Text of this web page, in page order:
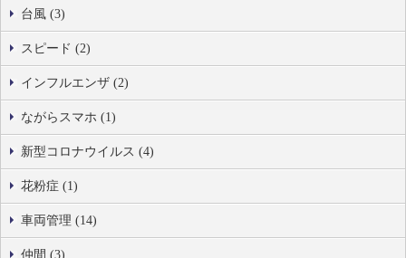
台風 (3)
スピード (2)
インフルエンザ (2)
ながらスマホ (1)
新型コロナウイルス (4)
花粉症 (1)
車両管理 (14)
仲間 (3)